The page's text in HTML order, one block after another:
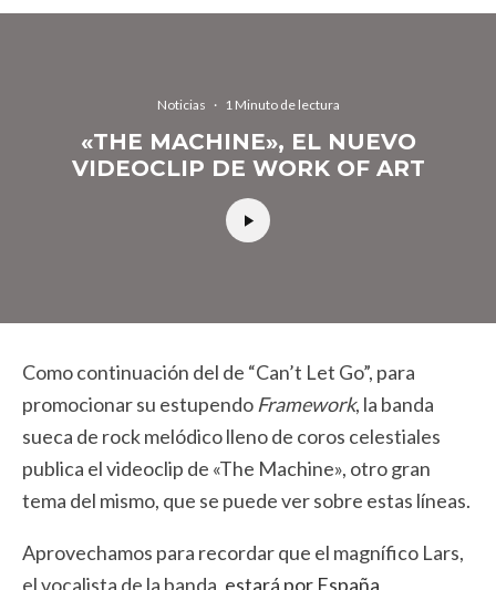
Noticias · 1 Minuto de lectura
«THE MACHINE», EL NUEVO
VIDEOCLIP DE WORK OF ART
Como continuación del de “Can’t Let Go”, para
promocionar su estupendo Framework, la banda
sueca de rock melódico lleno de coros celestiales
publica el videoclip de «The Machine», otro gran
tema del mismo, que se puede ver sobre estas líneas.
Aprovechamos para recordar que el magnífico Lars,
el vocalista de la banda, estará por España